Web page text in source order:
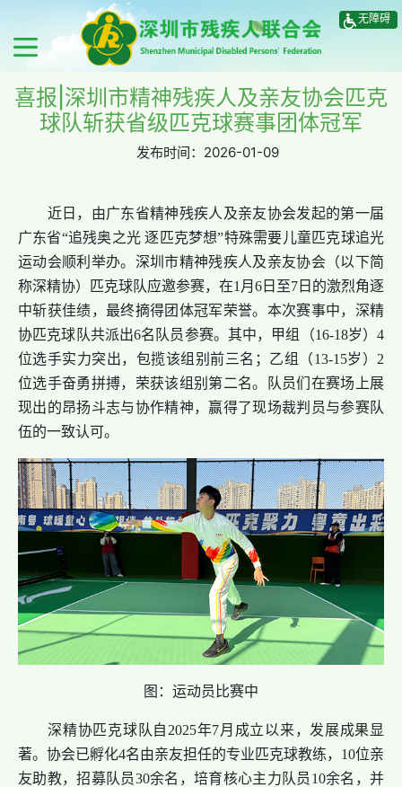
无障碍
喜报|深圳市精神残疾人及亲友协会匹克
球队斩获省级匹克球赛事团体冠军
发布时间： 2026-01-09
近日，由广东省精神残疾人及亲友协会发起的第一届
广东省“追残奥之光 逐匹克梦想”特殊需要儿童匹克球追光
运动会顺利举办。深圳市精神残疾人及亲友协会（以下简
称深精协）匹克球队应邀参赛，在1月6日至7日的激烈角逐
中斩获佳绩，最终摘得团体冠军荣誉。本次赛事中，深精
协匹克球队共派出6名队员参赛。其中，甲组（16-18岁）4
位选手实力突出，包揽该组别前三名；乙组（13-15岁）2
位选手奋勇拼搏，荣获该组别第二名。队员们在赛场上展
现出的昂扬斗志与协作精神，赢得了现场裁判员与参赛队
伍的一致认可。
图：运动员比赛中
深精协匹克球队自2025年7月成立以来，发展成果显
著。协会已孵化4名由亲友担任的专业匹克球教练，10位亲
友助教，招募队员30余名，培育核心主力队员10余名，并